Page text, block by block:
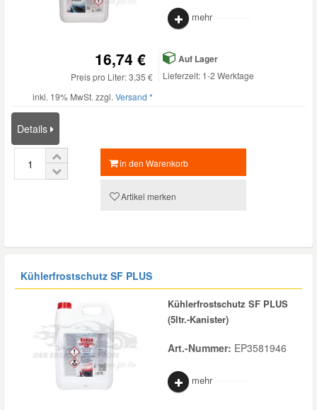
mehr
16,74 €
Preis pro Liter: 3,35 €
inkl. 19% MwSt. zzgl. Versand *
Auf Lager
Lieferzeit: 1-2 Werktage
Details
in den Warenkorb
Artikel merken
Kühlerfrostschutz SF PLUS
Kühlerfrostschutz SF PLUS
(5ltr.-Kanister)
Art.-Nummer: EP3581946
mehr
Mitsubishi Ersatzteile
Seat Ersatzteile
Skoda Ersatzteile
Suzuki Ersatzteile
Toyota Ersatzteile
Vauxhall Ersatzteile
Volvo Ersatzteile